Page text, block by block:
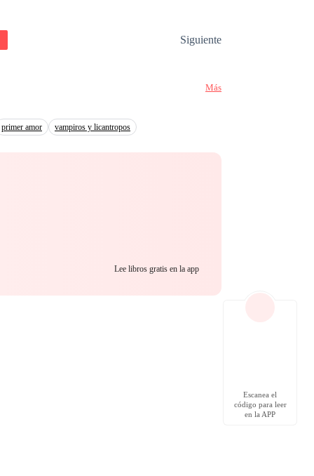
Siguiente
Más
primer amor vampiros y licantropos
Lee libros gratis en la app
Escanea el
código para leer
en la APP